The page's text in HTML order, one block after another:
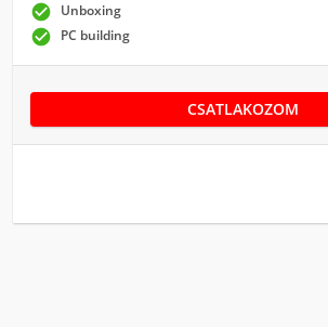
 Unboxing
 PC building
CSATLAKOZOM